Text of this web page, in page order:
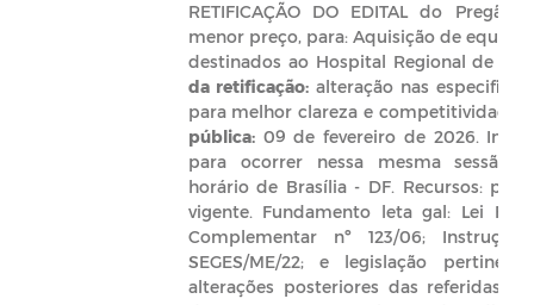
RETIFICAÇÃO DO EDITAL do
menor preço, para: Aquisição de
destinados ao Hospital Regional de
da retificação:alteração nas
para melhor clareza e competitividade.
pública:09 de fevereiro de 2026. Início
para ocorrer nessa mesma sessão
horário de Brasília - DF. Recursos:
vigente. Fundamento leta gal: Lei
Complementar nº 123/06;
SEGES/ME/22; e legislação
alterações posteriores das referidas